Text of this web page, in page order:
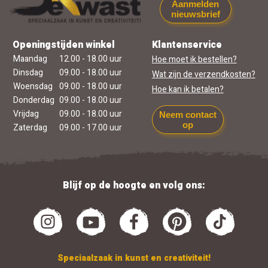
Aanmelden
nieuwsbrief
Openingstijden winkel
Maandag
12.00 - 18.00 uur
Dinsdag
09.00 - 18.00 uur
Woensdag 09.00 - 18.00 uur
Donderdag 09.00 - 18.00 uur
Vrijdag
09.00 - 18.00 uur
Zaterdag
09.00 - 17.00 uur
Klantenservice
Hoe moet ik bestellen?
Wat zijn de verzendkosten?
Hoe kan ik betalen?
Neem contact
op
Blijf op de hoogte en volg ons:
Speciaalzaak in kunst en creativiteit!